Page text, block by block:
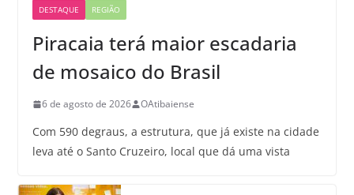
DESTAQUE REGIÃO
Piracaia terá maior escadaria
de mosaico do Brasil
6 de agosto de 2026 OAtibaiense
Com 590 degraus, a estrutura, que já existe na cidade
leva até o Santo Cruzeiro, local que dá uma vista